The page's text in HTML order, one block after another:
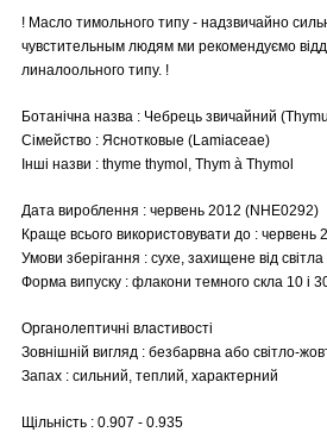
! Масло тимольного типу - надзвичайно
чувстительным людям ми рекомендуємо
линалоольного типу. !
Ботанічна назва : Чебрець звичайний
Сімейство : Яснотковые (Lamiaceae)
Інші назви : thyme thymol, Thym à Thymol
Дата вироблення : червень 2012 (NHE0292)
Краще всього використовувати до : червень
Умови зберігання : сухе, захищене від
Форма випуску : флакони темного скла 10 і
Органолептичні властивості
Зовнішній вигляд : безбарвна або світло-
Запах : сильний, теплий, характерний
Щільність : 0.907 - 0.935